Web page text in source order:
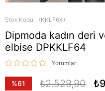
Stok Kodu (KKLF64)
Dipmoda kadın deri
elbise DPKKLF64
Yorumlar
%61
₺2.529,90